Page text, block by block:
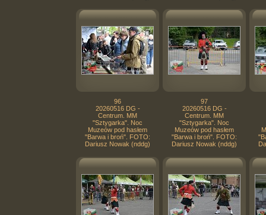
96
20260516 DG -
Centrum. MM
"Sztygarka". Noc
Muzeów pod hasłem
"Barwa i broń". FOTO:
Dariusz Nowak (nddg)
97
20260516 DG -
Centrum. MM
"Sztygarka". Noc
Muzeów pod hasłem
"Barwa i broń". FOTO:
Dariusz Nowak (nddg)